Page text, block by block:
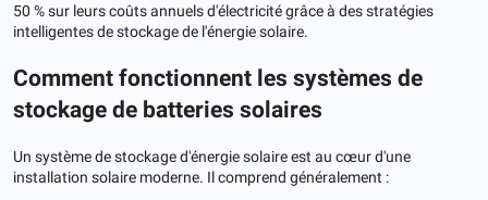
50 % sur leurs coûts annuels d'électricité grâce à des stratégies
intelligentes de stockage de l'énergie solaire.
Comment fonctionnent les systèmes de
stockage de batteries solaires
Un système de stockage d'énergie solaire est au cœur d'une
installation solaire moderne. Il comprend généralement :